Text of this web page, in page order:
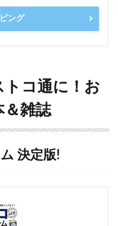
ング
トコ通に！お
雑誌
決定版!